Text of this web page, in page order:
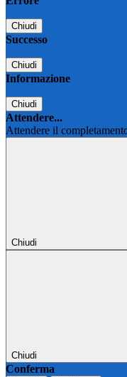
Chiudi
Successo
Chiudi
Informazione
Chiudi
Attendere...
Attendere il
Chiudi
Chiudi
Conferma